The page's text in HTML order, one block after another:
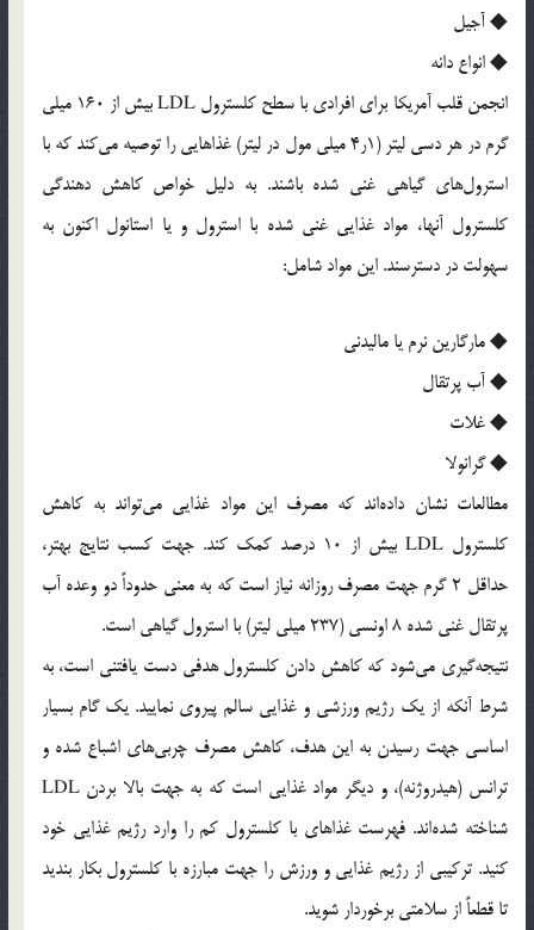
◆ آجیل
◆ انواع دانه
انجمن قلب آمریکا برای افرادی با سطح کلسترول LDL بیش از 160 میلی
گرم در هر دسی لیتر (1ر4 میلی مول در لیتر) غذاهایی را توصیه می‌کند که با
استرول‌های گیاهی غنی شده باشند. به دلیل خواص کاهش دهندگی
کلسترول آنها، مواد غذایی غنی شده با استرول و یا استانول اکنون به
سهولت در دسترسند. این مواد شامل:
◆ مارگارین نرم یا مالیدنی
◆ آب پرتقال
◆ غلات
◆ گرانولا
مطالعات نشان داده‌اند که مصرف این مواد غذایی می‌تواند به کاهش
کلسترول LDL بیش از 10 درصد کمک کند. جهت کسب نتایج بهتر،
حداقل 2 گرم جهت مصرف روزانه نیاز است که به معنی حدوداً دو وعده آب
پرتقال غنی شده 8 اونسی (237 میلی لیتر) با استرول گیاهی است.
نتیجه‌گیری می‌شود که کاهش دادن کلسترول هدفی دست یافتنی است، به
شرط آنکه از یک رژیم ورزشی و غذایی سالم پیروی نمایید. یک گام بسیار
اساسی جهت رسیدن به این هدف، کاهش مصرف چربی‌های اشباع شده و
ترانس (هیدروژنه)، و دیگر مواد غذایی است که به جهت بالا بردن LDL
شناخته شده‌اند. فهرست غذاهای با کلسترول کم را وارد رژیم غذایی خود
کنید. ترکیبی از رژیم غذایی و ورزش را جهت مبارزه با کلسترول بکار بندید
تا قطعاً از سلامتی برخوردار شوید.